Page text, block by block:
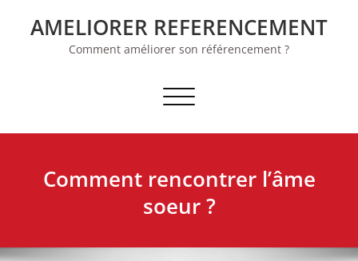
AMELIORER REFERENCEMENT
Comment améliorer son référencement ?
Afficher/masquer la navigation
Comment rencontrer l’âme
soeur ?